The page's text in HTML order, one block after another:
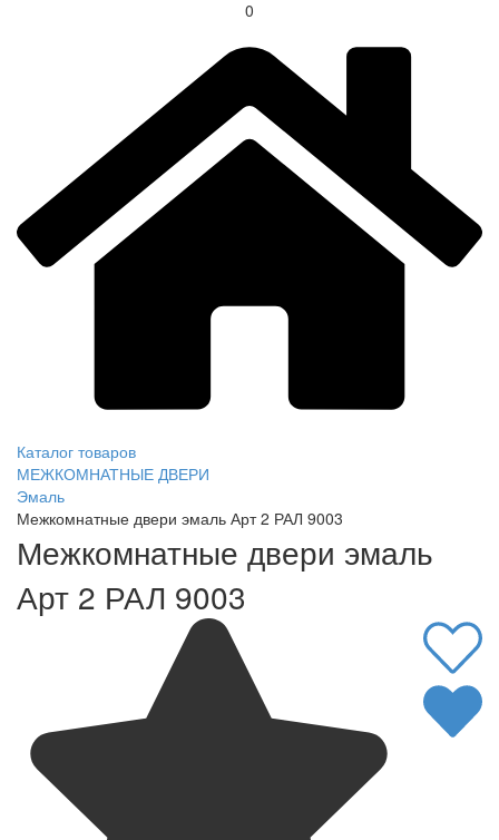
0
Каталог товаров
МЕЖКОМНАТНЫЕ ДВЕРИ
Эмаль
Межкомнатные двери эмаль Арт 2 РАЛ 9003
Межкомнатные двери эмаль
Арт 2 РАЛ 9003